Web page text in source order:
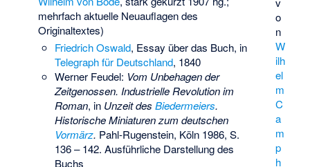
o
n
W
ilh
el
m
C
a
m
p
h
mehrfach aktuelle Neuauflagen des
Originaltextes)
Friedrich Oswald, Essay über das Buch, in
Telegraph für Deutschland, 1840
Werner Feudel: Vom Unbehagen der
Zeitgenossen. Industrielle Revolution im
Roman, in Unzeit desBiedermeiers.
Historische Miniaturen zum deutschen
Vormärz. Pahl-Rugenstein, Köln 1986, S.
136 – 142. Ausführliche Darstellung des
Buchs